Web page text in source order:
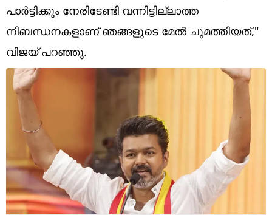
Web Story
Short Videos
പാർട്ടിക്കും നേരിടേണ്ടി വന്നിട്ടില്ലാത്ത
നിബന്ധനകളാണ് ഞങ്ങളുടെ മേൽ ചുമത്തിയത്,"
വിജയ് പറഞ്ഞു.